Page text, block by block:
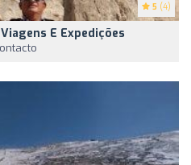
5 (4)
E Expedições